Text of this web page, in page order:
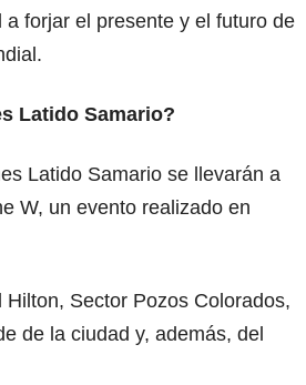
forjar el presente y el futuro de
Latido Samario?
Latido Samario se llevarán a
W, un evento realizado en
Sector Pozos Colorados,
de la ciudad y, además, del